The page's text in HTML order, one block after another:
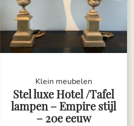
Klein meubelen
Stel luxe Hotel /Tafel
lampen – Empire stijl
– 20e eeuw